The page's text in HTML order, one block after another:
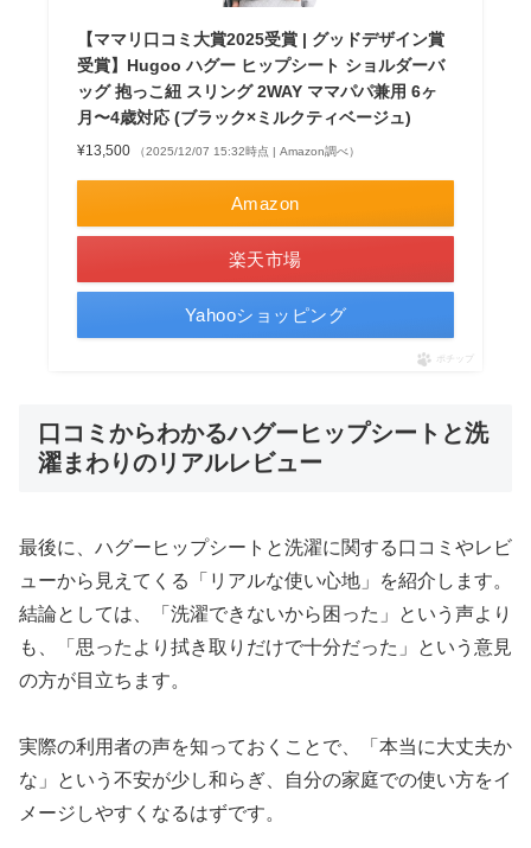
【ママリ口コミ大賞2025受賞 | グッドデザイン賞
受賞】Hugoo ハグー ヒップシート ショルダーバ
ッグ 抱っこ紐 スリング 2WAY ママパパ兼用 6ヶ
月〜4歳対応 (ブラック×ミルクティベージュ)
¥13,500 （2025/12/07 15:32時点 | Amazon調べ）
Amazon
楽天市場
Yahooショッピング
ポチップ
口コミからわかるハグーヒップシートと洗
濯まわりのリアルレビュー
最後に、ハグーヒップシートと洗濯に関する口コミやレビ
ューから見えてくる「リアルな使い心地」を紹介します。
結論としては、「洗濯できないから困った」という声より
も、「思ったより拭き取りだけで十分だった」という意見
の方が目立ちます。​
実際の利用者の声を知っておくことで、「本当に大丈夫か
な」という不安が少し和らぎ、自分の家庭での使い方をイ
メージしやすくなるはずです。​